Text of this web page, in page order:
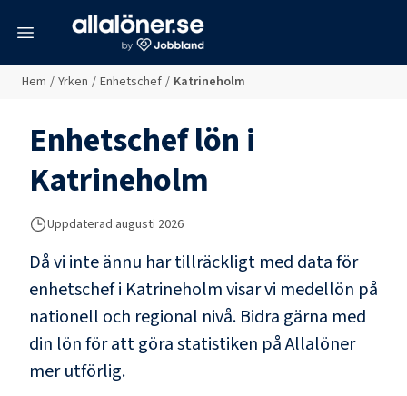
Hem / Yrken / Enhetschef / Katrineholm
Enhetscheflön i
Katrineholm
Uppdaterad augusti 2026
Då vi inte ännu har tillräckligt med data för
enhetschefi Katrineholmvisar vi medellön på
nationell och regional nivå. Bidra gärna med
din lön för att göra statistiken på Allalöner
mer utförlig.